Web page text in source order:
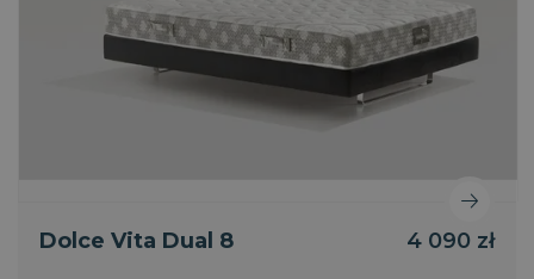
Dolce Vita Dual 8 4 090 zł